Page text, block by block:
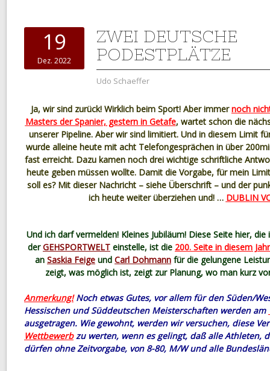
19
Dez. 2022
ZWEI DEUTSCHE
PODESTPLÄTZE
Udo Schaeffer
Ja, wir sind zurück! Wirklich beim Sport! Aber immernoch
Masters der Spanier, gestern in Getafe, wartet schon die
unserer Pipeline. Aber wir sind limitiert. Und in diesem Limit
wurde alleine heute mit acht Telefongesprächen in über
fast erreicht. Dazu kamen noch drei wichtige schriftliche
heute geben müssen wollte. Damit die Vorgabe, für mein
soll es? Mit dieser Nachricht – siehe Überschrift – und der
ich heute weiter überziehen und! … DUBLIN
Und ich darf vermelden! Kleines Jubiläum! Diese Seite hier,
derGEHSPORTWELT einstelle, ist die 200. Seite in diesem Jahr
an Saskia Feige und Carl Dohmann für die gelungene
zeigt, was möglich ist, zeigt zur Planung, wo man kurz
Anmerkung!Noch etwas Gutes, vor allem für den Süden/
Hessischen und Süddeutschen Meisterschaften werden am
ausgetragen. Wie gewohnt, werden wir versuchen, diese
Wettbewerbzu werten, wenn es gelingt, daß alle Athleten,
dürfen ohne Zeitvorgabe, von 8-80, M/W und alle